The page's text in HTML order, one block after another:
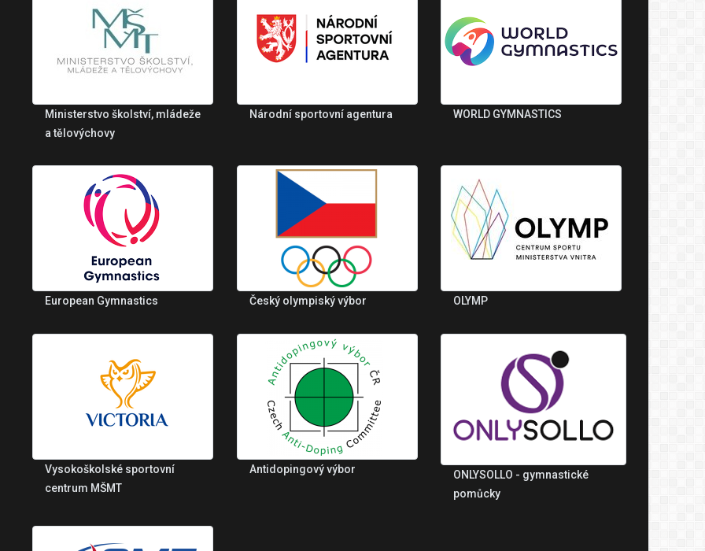
Ministerstvo školství, mládeže
a tělovýchovy
Národní sportovní agentura WORLD GYMNASTICS
European Gymnastics Český olympiský výbor OLYMP
Vysokoškolské sportovní
centrum MŠMT
Antidopingový výbor
ONLYSOLLO - gymnastické
pomůcky